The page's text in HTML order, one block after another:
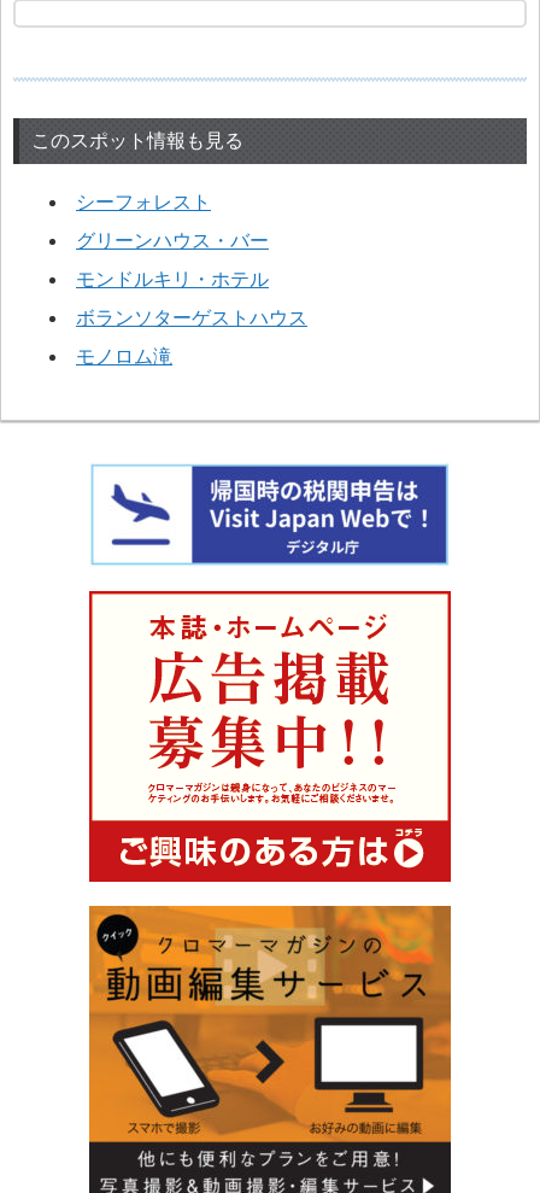
このスポット情報も見る
シーフォレスト
グリーンハウス・バー
モンドルキリ・ホテル
ボランソターゲストハウス
モノロム滝